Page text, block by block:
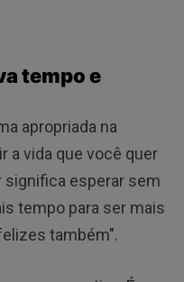
tempo e
apropriada na
a vida que você quer
significa esperar sem
tempo para ser mais
também".